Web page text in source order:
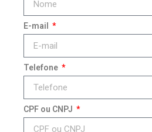
E-mail
Telefone
CPF ou CNPJ